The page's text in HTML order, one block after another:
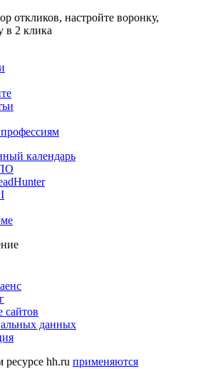
откликов, настройте воронку,
в 2 клика
календарь
сайтов
данных
hh.ru применяются